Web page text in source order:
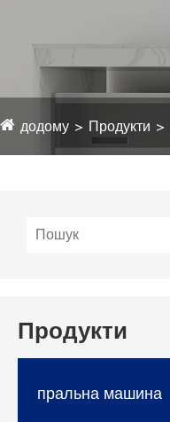
додому Продукти
Продукти
пральна машина